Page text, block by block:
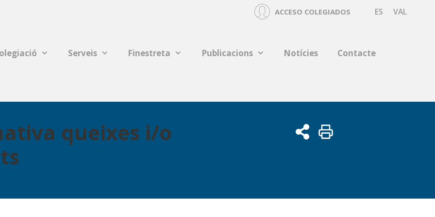
ACCESO COLEGIADOS ES VAL
Serveis Finestreta Publicacions Notícies Contacte
queixes i/o